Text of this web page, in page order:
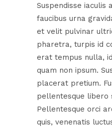
Suspendisse iaculis
faucibus urna
et velit pulvinar
pharetra, turpis id
erat tempus nulla,
quam non ipsum.
placerat pretium.
pellentesque libero
Pellentesque orci
quis, venenatis